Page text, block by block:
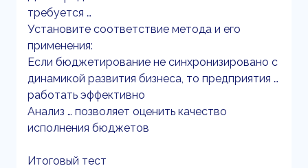
требуется …
Установите соответствие метода и его
применения:
Если бюджетирование не синхронизировано с
динамикой развития бизнеса, то предприятия …
работать эффективно
Анализ … позволяет оценить качество
исполнения бюджетов
Итоговый тест